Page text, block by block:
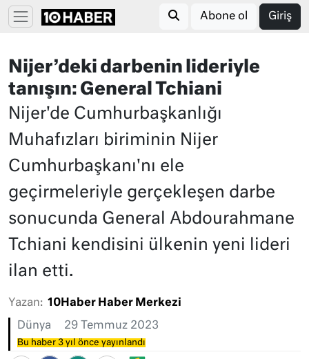
Abone ol Giriş
Nijer’deki darbenin lideriyle
tanışın: General Tchiani
Nijer'de Cumhurbaşkanlığı
Muhafızları biriminin Nijer
Cumhurbaşkanı'nı ele
geçirmeleriyle gerçekleşen darbe
sonucunda General Abdourahmane
Tchiani kendisini ülkenin yeni lideri
ilan etti.
Yazan: 10Haber Haber Merkezi
Dünya 29 Temmuz 2023
Bu haber 3 yıl önce yayınlandı